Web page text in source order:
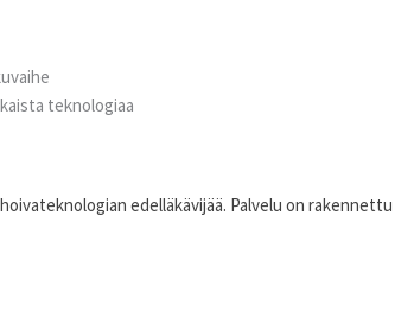
teknologiaa
edelläkävijää. Palvelu on